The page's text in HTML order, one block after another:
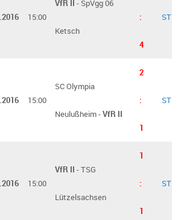
15:00
VfR II - SpVgg 06
Ketsch
:
4
ST
15:00
SC Olympia
Neulußheim -VfR II
2
:
1
ST
15:00
VfR II - TSG
Lützelsachsen
1
:
1
ST